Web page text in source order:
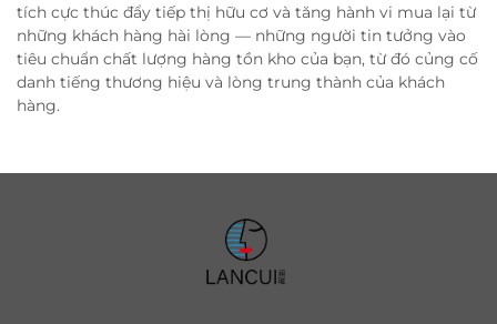
tích cực thúc đẩy tiếp thị hữu cơ và tăng hành vi mua lại từ
những khách hàng hài lòng — những người tin tưởng vào
tiêu chuẩn chất lượng hàng tồn kho của bạn, từ đó củng cố
danh tiếng thương hiệu và lòng trung thành của khách
hàng.